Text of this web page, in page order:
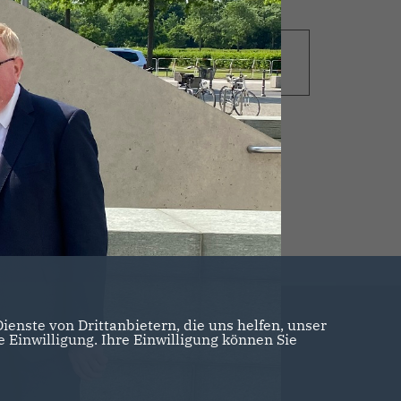
13.06.2019
Rekordinvestitionen für
das Schienennetz
von Drittanbietern, die uns helfen, unser
Einwilligung. Ihre Einwilligung können Sie